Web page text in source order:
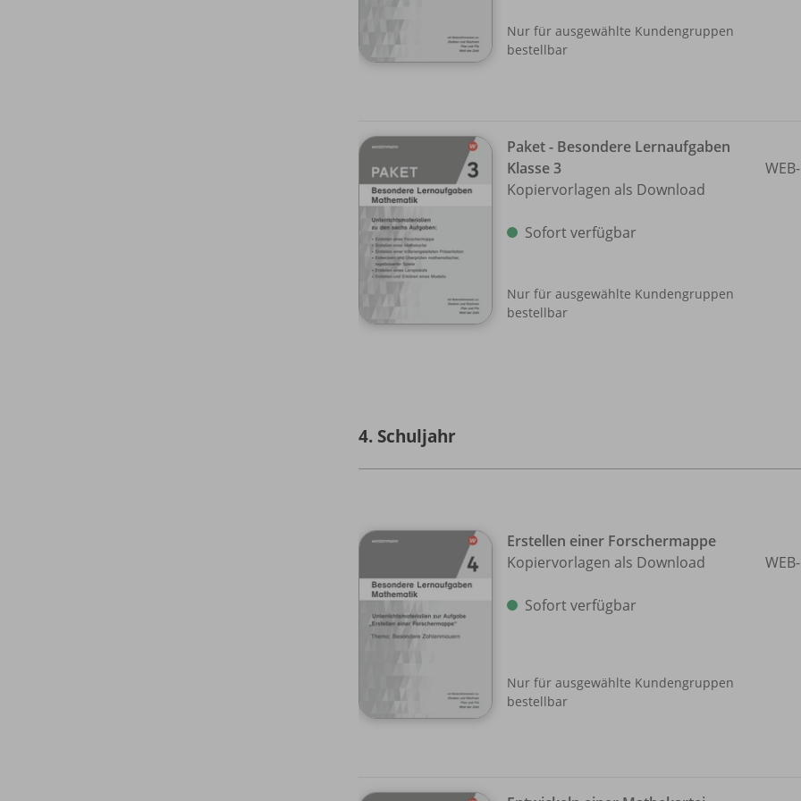
Nur für ausgewählte Kundengruppen
bestellbar
Paket - Besondere Lernaufgaben
Klasse 3
Kopiervorlagen als Download
Sofort verfügbar
Nur für ausgewählte Kundengruppen
bestellbar
4. Schuljahr
Erstellen einer Forschermappe
Kopiervorlagen als Download
Sofort verfügbar
Nur für ausgewählte Kundengruppen
bestellbar